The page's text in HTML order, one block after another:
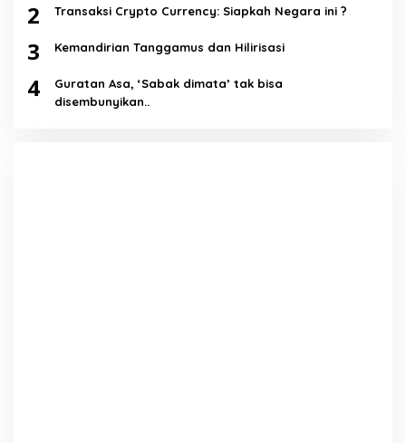
2 Transaksi Crypto Currency: Siapkah Negara ini ?
3 Kemandirian Tanggamus dan Hilirisasi
4
Guratan Asa, ‘Sabak dimata’ tak bisa
disembunyikan..